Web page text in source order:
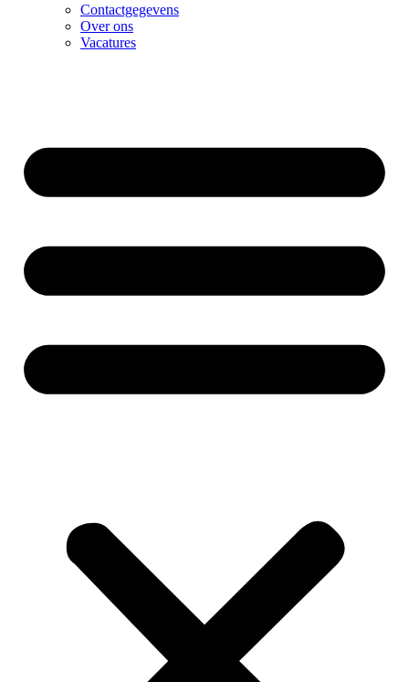
Contactgegevens
Over ons
Vacatures